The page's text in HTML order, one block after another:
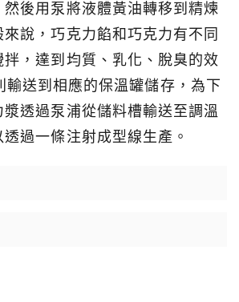
後用泵將液體黃油轉移到精煉
說，巧克力餡和巧克力有不同
，達到均質、乳化、脫臭的效
送到相應的保溫罐儲存，為下
透過泵浦從儲料槽輸送至調溫
過一條注射成型線生產。